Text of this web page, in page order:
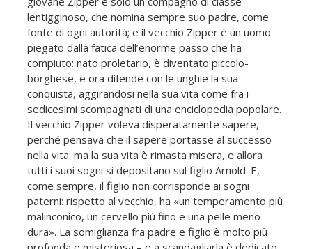
lentigginoso, che nomina sempre suo padre, come
fonte di ogni autorità; e il vecchio Zipper è un uomo
piegato dalla fatica dell’enorme passo che ha
compiuto: nato proletario, è diventato piccolo-
borghese, e ora difende con le unghie la sua
conquista, aggirandosi nella sua vita come fra i
sedicesimi scompagnati di una enciclopedia popolare.
Il vecchio Zipper voleva disperatamente sapere,
perché pensava che il sapere portasse al successo
nella vita: ma la sua vita è rimasta misera, e allora
tutti i suoi sogni si depositano sul figlio Arnold. E,
come sempre, il figlio non corrisponde ai sogni
paterni: rispetto al vecchio, ha «un temperamento più
malinconico, un cervello più fino e una pelle meno
dura». La somiglianza fra padre e figlio è molto più